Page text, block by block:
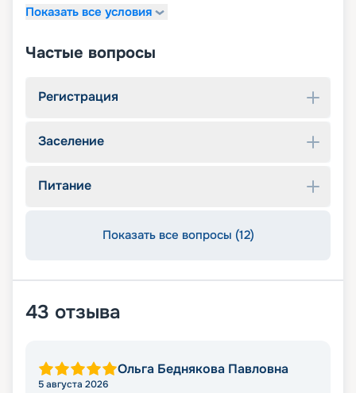
Показать все условия
Частые вопросы
Регистрация
Заселение
Питание
Показать все вопросы (12)
43 отзыва
Ольга Беднякова Павловна
5 августа 2026